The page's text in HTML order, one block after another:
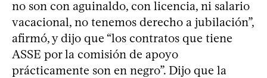
no son con aguinaldo, con licencia, ni salario
vacacional, no tenemos derecho a jubilación”,
afirmó, y dijo que “los contratos que tiene
ASSE por la comisión de apoyo
prácticamente son en negro”. Dijo que la